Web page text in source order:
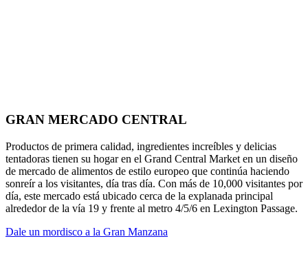
GRAN MERCADO CENTRAL
Productos de primera calidad, ingredientes increíbles y delicias
tentadoras tienen su hogar en el Grand Central Market en un diseño
de mercado de alimentos de estilo europeo que continúa haciendo
sonreír a los visitantes, día tras día. Con más de 10,000 visitantes por
día, este mercado está ubicado cerca de la explanada principal
alrededor de la vía 19 y frente al metro 4/5/6 en Lexington Passage.
Dale un mordisco a la Gran Manzana